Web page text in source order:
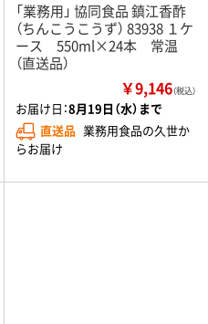
「業務用」 協同食品 鎮江香酢
（ちんこうこうず） 83938 １ケ
ース 550ml×24本 常温
（直送品）
￥9,146（税込）
お届け日：8月19日（水）まで
直送品 業務用食品の久世か
らお届け